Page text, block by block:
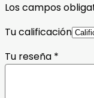
Los campos
Tu calificación
Tu reseña *